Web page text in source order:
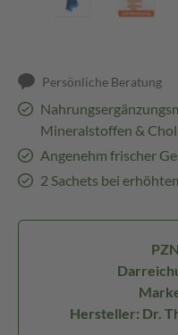
Persönliche Beratung
Mineralstoffen &
Angenehm frischer
2 Sachets bei
Hersteller: Dr.